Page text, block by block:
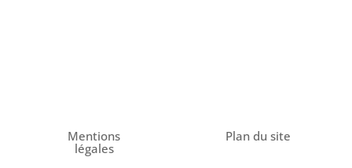
Mentions
légales
Plan du site